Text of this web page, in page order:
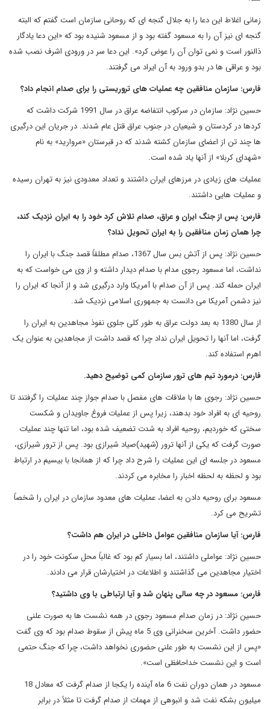
زمانی اغلاط این دعا را به جلال گنجه ای که روحانی سازمان است گفتم که البته
گنجه ای نیز آن را به مسعود گفته بود و از مسعود شنیده بود که «این دعا یادگار
ذالنور است و نمی توان آن را عوض کرد». این دعا سر در ورودی اشرف نصب شده
بود و عراقی ها در بدو ورود به آن ایراد می گرفتند.
فارس: سازمان منافقین چه عملیات های تروریستی را برای صدام انجام داد؟
حسین نژاد: سازمان در سرکوب انتفاضه عراق در سال 1991 شرکت داشت که
کردها در کردستان و شیعیان در جنوب عراق قتل عام شدند. در جریان این درگیری
ها چند تن از اعضای سازمان کشته شدند که در قبرستان «مروارید» به نام
«شهدای کربلا» از آنها یاد شده است.
عملیات های زیادی در مرزهای ایران داشتند و تعداد معدودی نیز به تهران رسیده
و عملیات هایی داشتند.
فارس: پس از جنگ ایران و عراق، صدام تلاش کرد خود را به ایران نزدیک کند،
چرا همان زمان منافقین را به ایران تحویل نداد؟
حسین نژاد: پس از آتش بس سال 1367، صدام مطلقاً قصد جنگ با ایران را
نداشت، اما مسعود رجوی مدام با صدام دیدار داشته و از وی می خواست که به
ایران حمله کند. پس از آن صدام با آمریکا وارد درگیری شد و از آنجا که ایران را
نیز دشمن آمریکا می دانست به جمهوری اسلامی نزدیک شد.
از سال 1380 به بعد دولت عراق به طور کلی جلوی نفوذ مجاهدین به ایران را
گرفت، اما آنها را تحویل ایران نداد چرا که قصد داشت از مجاهدین به عنوان یک
اهرم استفاده کند.
فارس: درمورد تیم های ترور سازمان کمی توضیح دهید.
حسین نژاد: رجوی ها با ملاقات های مفصل با صدام جواز چند عملیات را گرفتند تا
روحیه ای به افراد خود بدهند، زیرا پس از عملیات فروغ جاویدان و شکست
سختی که خوردیم، روحیه افراد به شدت تضعیف شده بود، اما تنها چند عملیات
صورت گرفت که یکی از آنها ترور (شهید)صیاد شیرازی بود. پس از ترور شیرازی،
مسعود در جلسه ای این عملیات را شرح داد چرا که از همانجا با بیسیم در ارتباط
بود و لحظه به لحظه اخبار را مخابره می کردند.
مسعود برای روحیه دادن به اعضا، عملیات های معدود سازمان در ایران را شخصاً
تشریح می کرد.
فارس: آیا سازمان منافقین عوامل داخلی در ایران هم داشت؟
حسین نژاد: عواملی داشتند، اما بسیار کم بود که غالباً محل سکونت خود را در
اختیار مجاهدین می گذاشتند و اطلاعات در اختیارشان قرار می دادند.
فارس: مسعود در چه سالی پنهان شد و آیا ارتباطی با وی داشتید؟
حسین نژاد: در زمان صدام مسعود رجوی در همه نشست ها به صورت علنی
حضور داشت. آخرین سخنرانی وی 5 ماه پیش از سقوط صدام بود که وی گفت
«پس از این نشست به طور علنی حضوری نخواهد داشت، چرا که جنگ حتمی
است و این نشست خداحافظی است».
مسعود در همان دوران نفت 6 ماه آینده را یکجا از صدام گرفت که معادل 18
میلیون بشکه نفت شد و انبوهی از مهمات از صدام گرفت تا مثلاً در برابر